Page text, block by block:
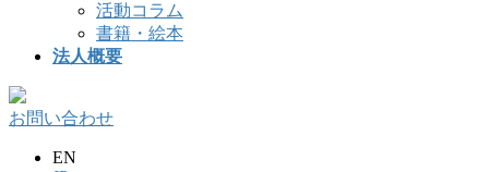
活動コラム
書籍・絵本
法人概要
お問い合わせ
EN